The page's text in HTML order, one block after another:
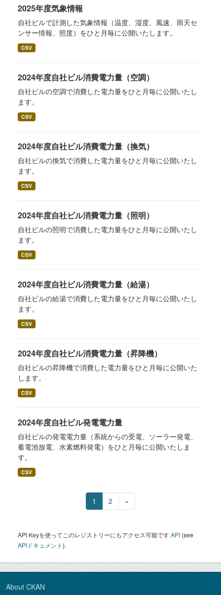
2025年度気象情報
自社ビルで計測した気象情報（温度、湿度、風速、雨天セ
ンサー情報、照度）をひと月毎に公開いたします。
CSV
2024年度自社ビル消費電力量（空調）
自社ビルの空調で消費した電力量をひと月毎に公開いたし
ます。
CSV
2024年度自社ビル消費電力量（換気）
自社ビルの換気で消費した電力量をひと月毎に公開いたし
ます。
CSV
2024年度自社ビル消費電力量（照明）
自社ビルの照明で消費した電力量をひと月毎に公開いたし
ます。
CSV
2024年度自社ビル消費電力量（給湯）
自社ビルの給湯で消費した電力量をひと月毎に公開いたし
ます。
CSV
2024年度自社ビル消費電力量（昇降機）
自社ビルの昇降機で消費した電力量をひと月毎に公開いた
します。
CSV
2024年度自社ビル発電電力量
自社ビルの発電電力量（系統からの受電、ソーラー発電、
蓄電池放電、水素燃料発電）をひと月毎に公開いたしま
す。
CSV
1 2 »
API Keyを使ってこのレジストリーにもアクセス可能ですAPI (see
APIドキュメント).
About CKAN